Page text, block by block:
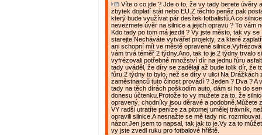
Víte o co jde ? Jde o to, že vy tady berete úvěry
zbytek doplatí stát nebo EU.Z těchto peněz pak
který bude využívat pár desítek fotbalistů.A co
nevezmete úvěr na silnice a jejich opravu ? To vám
Kdo tady po tom má jezdit ? Vy jste město, tak vy se
starejte.Necháváte vytvářet projekty, za které
ani schopní mít ve městě opravené
vám trvá téměř 2 týdny.Ano, tak to je.2 týdny trvalo
vyfrézovali potřebné množství dír na jednu fůru
tady uváděl, že díry se zadělají až bude tolik dír, že
fůru.2 týdny to bylo, než se díry v ulici Na Drážkách
zaměstnanců tuto činost provádí ? Jeden ? Dva ? A
tady na těch dírách poškodím auto, dám si ho do
donesu účtenku.Protože to vy mužete za to, že
opravený, chodníky jsou děravé a podobně.Můžete
VY radši utratíte peníze za pitomej umělej trávník,
opravili silnice.A nesnažte se mě tady nic
názor.Jen jsem to napsal, tak jak to je.Vy za to
vy jste zvedl ruku pro fotbalové hřiště.